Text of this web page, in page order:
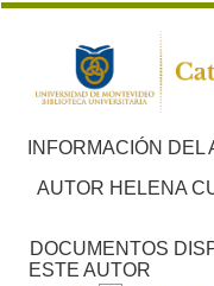
INFORMACIÓN DEL
AUTOR HELENA
DOCUMENTOS
ESTE AUTOR